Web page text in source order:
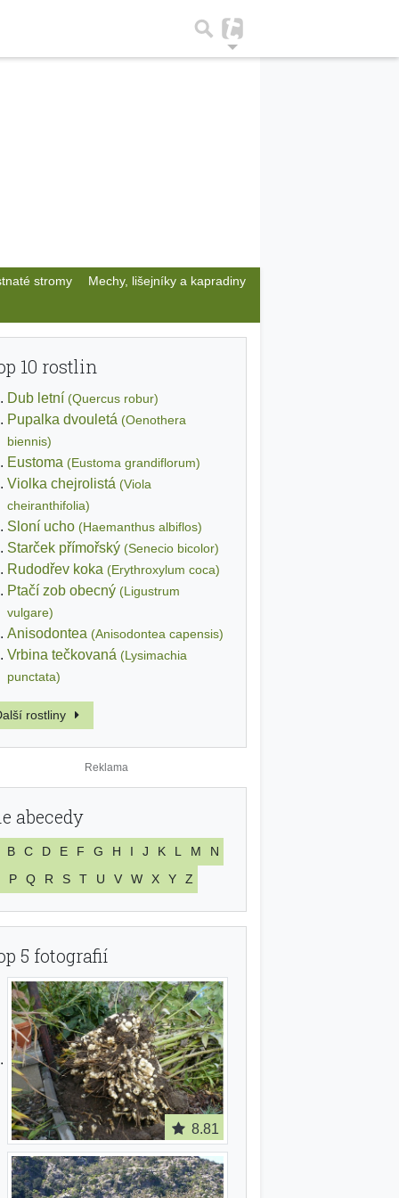
stromy Mechy, lišejníky a kapradiny
10 rostlin
Dub letní (Quercus robur)
Pupalka dvouletá (Oenothera
biennis)
Eustoma (Eustoma grandiflorum)
Violka chejrolistá (Viola
cheiranthifolia)
Sloní ucho (Haemanthus albiflos)
Starček přímořský (Senecio bicolor)
Rudodřev koka (Erythroxylum coca)
Ptačí zob obecný (Ligustrum
vulgare)
Anisodontea (Anisodontea capensis)
Vrbina tečkovaná (Lysimachia
punctata)
rostliny
abecedy
B C D E F G H I J K L M
N
P
Q R S T U V W X Y Z
5 fotografií
8.81